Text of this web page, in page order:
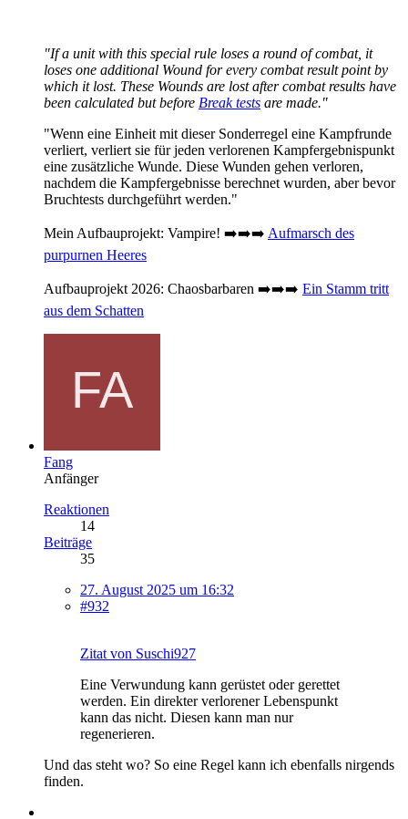
"If a unit with this special rule loses a round of combat, it
loses one additional Wound for every combat result point by
which it lost. These Wounds are lost after combat results have
been calculated but before Break tests are made."
"Wenn eine Einheit mit dieser Sonderregel eine Kampfrunde
verliert, verliert sie für jeden verlorenen Kampfergebnispunkt
eine zusätzliche Wunde. Diese Wunden gehen verloren,
nachdem die Kampfergebnisse berechnet wurden, aber bevor
Bruchtests durchgeführt werden."
Mein Aufbauprojekt: Vampire! ➡️➡️➡️ Aufmarsch des
purpurnen Heeres
Aufbauprojekt 2026: Chaosbarbaren ➡️➡️➡️ Ein Stamm tritt
aus dem Schatten
Fang
Anfänger
Reaktionen
14
Beiträge
35
27. August 2025 um 16:32
#932
Zitat von Suschi927
Eine Verwundung kann gerüstet oder gerettet
werden. Ein direkter verlorener Lebenspunkt
kann das nicht. Diesen kann man nur
regenerieren.
Und das steht wo? So eine Regel kann ich ebenfalls nirgends
finden.